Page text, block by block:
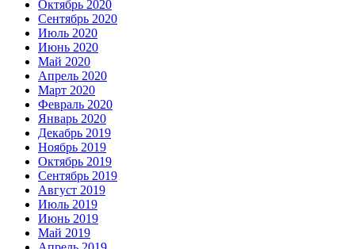
Октябрь 2020
Сентябрь 2020
Июль 2020
Июнь 2020
Май 2020
Апрель 2020
Март 2020
Февраль 2020
Январь 2020
Декабрь 2019
Ноябрь 2019
Октябрь 2019
Сентябрь 2019
Август 2019
Июль 2019
Июнь 2019
Май 2019